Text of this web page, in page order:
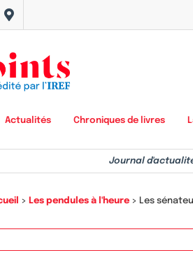
Actualités Chroniques de livres
Journal
> Les pendules à l'heure> Les